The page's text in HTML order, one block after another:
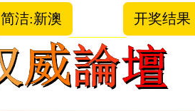
简洁:新澳 开奖结果